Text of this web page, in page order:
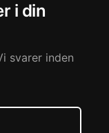
i din
svarer inden